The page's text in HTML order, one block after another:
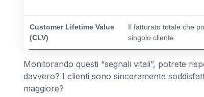
Customer Lifetime Value
(CLV)
Il fatturato totale che
singolo cliente.
Monitorando questi “segnali vitali”, potrete
davvero? I clienti sono sinceramente
maggiore?